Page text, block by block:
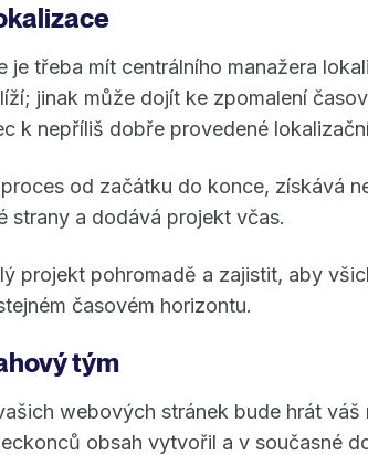
je třeba mít centrálního manažera
jinak může dojít ke zpomalení
k nepříliš dobře provedené
od začátku do konce, získává
strany a dodává projekt včas.
projekt pohromadě a zajistit, aby
časovém horizontu.
tým
webových stránek bude hrát váš
obsah vytvořil a v současné